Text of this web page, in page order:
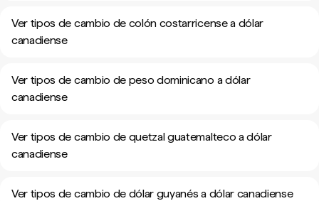
Ver tipos de cambio de colón costarricense a dólar
canadiense
Ver tipos de cambio de peso dominicano a dólar
canadiense
Ver tipos de cambio de quetzal guatemalteco a dólar
canadiense
Ver tipos de cambio de dólar guyanés a dólar canadiense